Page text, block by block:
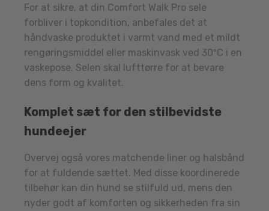
For at sikre, at din Comfort Walk Pro sele
forbliver i topkondition, anbefales det at
håndvaske produktet i varmt vand med et mildt
rengøringsmiddel eller maskinvask ved 30ºC i en
vaskepose. Selen skal lufttørre for at bevare
dens form og kvalitet.
Komplet sæt for den stilbevidste
hundeejer
Overvej også vores matchende liner og halsbånd
for at fuldende sættet. Med disse koordinerede
tilbehør kan din hund se stilfuld ud, mens den
nyder godt af komforten og sikkerheden fra sin